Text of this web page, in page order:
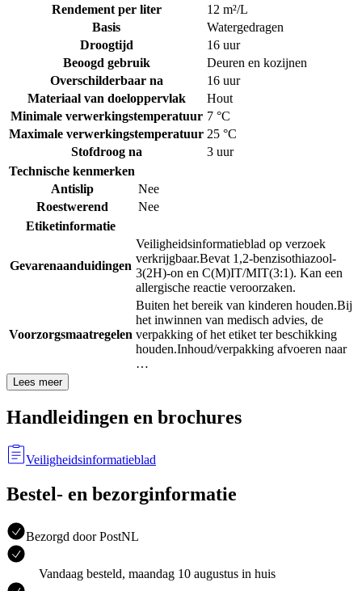
Rendement per liter
12 m²/L
Basis
Watergedragen
Droogtijd
16 uur
Beoogd gebruik
Deuren en kozijnen
Overschilderbaar na
16 uur
Materiaal van doeloppervlak
Hout
Minimale verwerkingstemperatuur 7 °C
Maximale verwerkingstemperatuur 25 °C
Stofdroog na
3 uur
Technische kenmerken
Antislip
Nee
Roestwerend
Nee
Etiketinformatie
Gevarenaanduidingen
Veiligheidsinformatieblad op verzoek
verkrijgbaar.Bevat 1,2-benzisothiazool-
3(2H)-on en C(M)IT/MIT(3:1). Kan een
allergische reactie veroorzaken.
Voorzorgsmaatregelen
Buiten het bereik van kinderen houden.Bij
het inwinnen van medisch advies, de
verpakking of het etiket ter beschikking
houden.Inhoud/verpakking afvoeren naar
…
Lees meer
Handleidingen en brochures
Veiligheidsinformatieblad
Bestel- en bezorginformatie
Bezorgd door PostNL
Vandaag besteld, maandag 10 augustus in huis